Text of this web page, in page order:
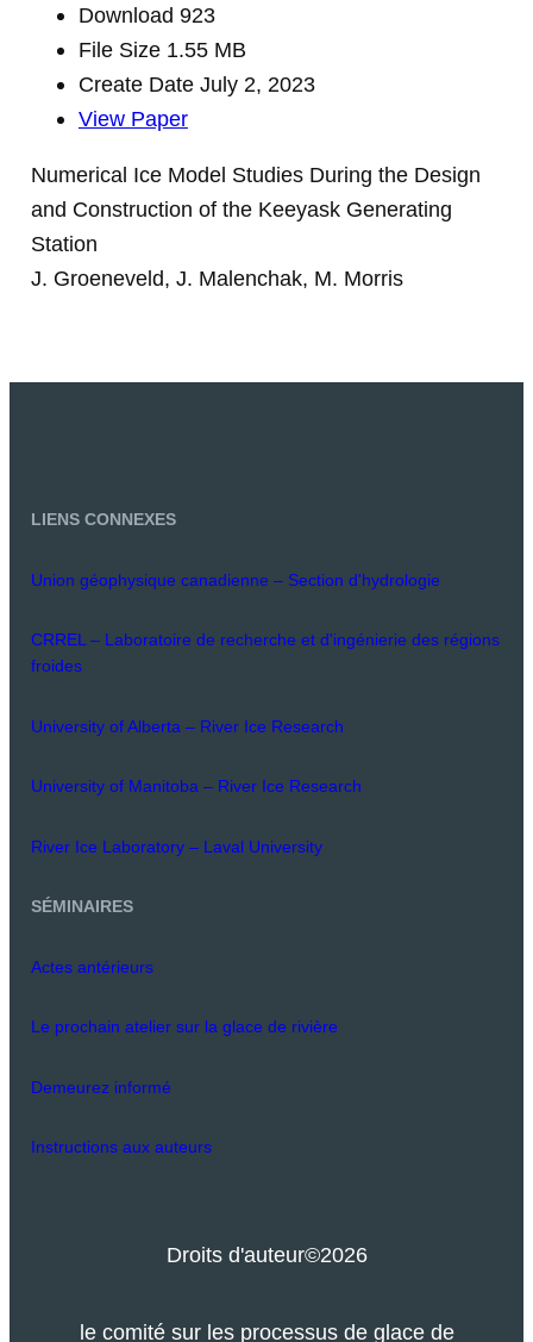
Download 923
File Size 1.55 MB
Create Date July 2, 2023
View Paper
Numerical Ice Model Studies During the Design
and Construction of the Keeyask Generating
Station
J. Groeneveld, J. Malenchak, M. Morris
LIENS CONNEXES
Union géophysique canadienne – Section d'hydrologie
CRREL – Laboratoire de recherche et d'ingénierie des régions
froides
University of Alberta – River Ice Research
University of Manitoba – River Ice Research
River Ice Laboratory – Laval University
SÉMINAIRES
Actes antérieurs
Le prochain atelier sur la glace de rivière
Demeurez informé
Instructions aux auteurs
Droits d'auteur©2026
le comité sur les processus de glace de